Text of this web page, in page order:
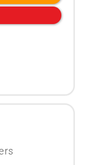
Hizmeti